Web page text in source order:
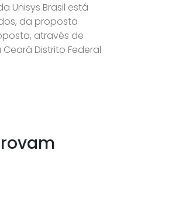
Unisys Brasil está
da proposta
através de
Distrito Federal